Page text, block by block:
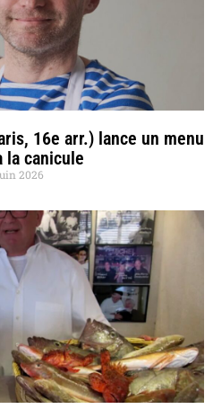
16e arr.) lance un menu
la canicule
2026